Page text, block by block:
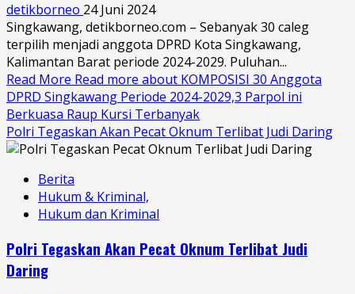
detikborneo 24 Juni 2024
Singkawang, detikborneo.com – Sebanyak 30 caleg
terpilih menjadi anggota DPRD Kota Singkawang,
Kalimantan Barat periode 2024-2029. Puluhan...
Read More Read more about KOMPOSISI 30 Anggota
DPRD Singkawang Periode 2024-2029,3 Parpol ini
Berkuasa Raup Kursi Terbanyak
Polri Tegaskan Akan Pecat Oknum Terlibat Judi Daring
Berita
Hukum & Kriminal,
Hukum dan Kriminal
Polri Tegaskan Akan Pecat Oknum Terlibat Judi
Daring